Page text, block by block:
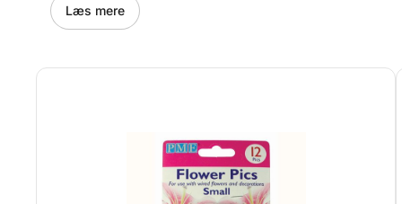
dessertbordet. Pakken indeholder 12 individuelt
formede marshmallow treats, som er perfekte til
formet som enhjørninger og regnbuer Smukke
Læs mere